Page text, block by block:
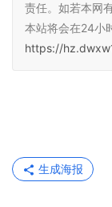
责任。如若本网
本站将会在24小
https://
生成海报